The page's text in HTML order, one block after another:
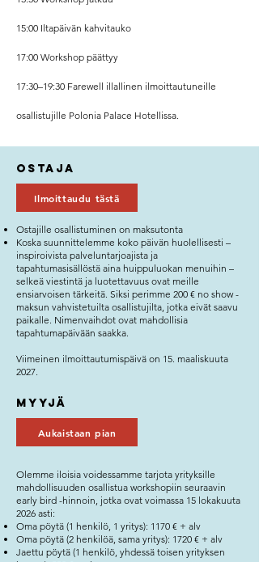
15:00 Iltapäivän kahvitauko
17:00 Workshop päättyy
17:30–19:30 Farewell illallinen ilmoittautuneille
osallistujille Polonia Palace Hotellissa.
Ostaja
Ilmoittaudu tästä
Ostajille osallistuminen on maksutonta
Koska suunnittelemme koko päivän huolellisesti –
inspiroivista palveluntarjoajista ja
tapahtumasisällöstä aina huippuluokan menuihin –
selkeä viestintä ja luotettavuus ovat meille
ensiarvoisen tärkeitä. Siksi perimme 200 € no show -
maksun vahvistetuilta osallistujilta, jotka eivät saavu
paikalle. Nimenvaihdot ovat mahdollisia
tapahtumapäivään saakka.
Viimeinen ilmoittautumispäivä on 15. maaliskuuta
2027.
Myyjä
Aukaistaan pian
Olemme iloisia voidessamme tarjota yrityksille
mahdollisuuden osallistua workshopiin seuraavin
early bird -hinnoin, jotka ovat voimassa 15 lokakuuta
2026 asti:
Oma pöytä (1 henkilö, 1 yritys): 1170 € + alv
Oma pöytä (2 henkilöä, sama yritys): 1720 € + alv
Jaettu pöytä (1 henkilö, yhdessä toisen yrityksen